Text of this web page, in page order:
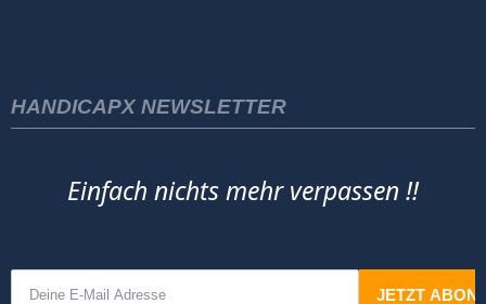
HANDICAPX NEWSLETTER
Einfach nichts mehr verpassen !!